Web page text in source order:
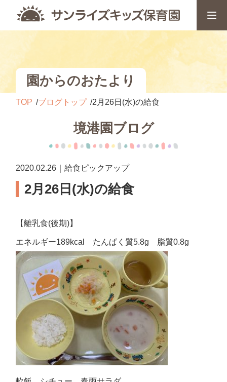
園からのおたより
TOP ブログトップ 2月26日(水)の給食
境港園ブログ
2020.02.26｜給食ピックアップ
2月26日(水)の給食
【離乳食(後期)】
エネルギー189kcal たんぱく質5.8g 脂質0.8g